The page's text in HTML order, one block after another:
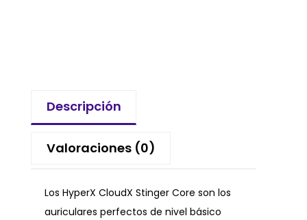
Descripción
Valoraciones (0)
Los HyperX CloudX Stinger Core son los
auriculares perfectos de nivel básico